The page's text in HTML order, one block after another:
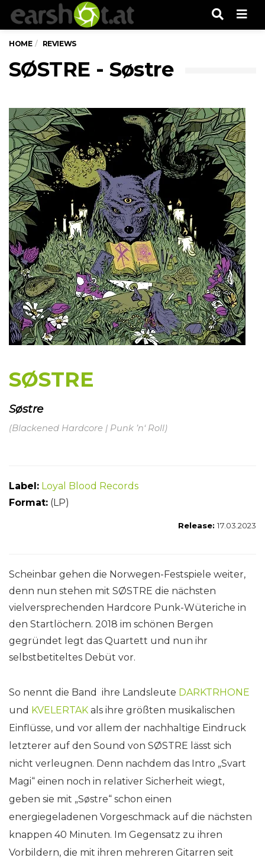
HOME REVIEWS
SØSTRE - Søstre
SØSTRE
Søstre
(Blackened Hardcore | Punk ’n‘ Roll)
Label: Loyal Blood Records
Format: (LP)
Release:17 .03.2023
Scheinbar gehen die Norwegen-Festspiele weiter,
denn nun stehen mit SØSTRE die nächsten
vielversprechenden Hardcore Punk-Wüteriche in
den Startlöchern. 2018 im schönen Bergen
gegründet legt das Quartett und nun ihr
selbstbetiteltes Debüt vor.
So nennt die Band ihre Landsleute DARKTRHONE
und KVELERTAK als ihre größten musikalischen
Einflüsse, und vor allem der nachhaltige Eindruck
letzterer auf den Sound von SØSTRE lässt sich
nicht verleugnen. Denn nachdem das Intro „Svart
Magi“ einen noch in relativer Sicherheit wiegt,
geben sie mit „Søstre“ schon einen
energiegeladenen Vorgeschmack auf die nächsten
knappen 40 Minuten. Im Gegensatz zu ihren
Vorbildern, die mit ihren mehreren Gitarren seit